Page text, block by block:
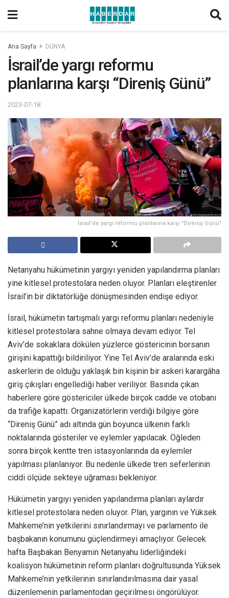
Ana Sayfa DÜNYA
İsrail’de yargı reformu
planlarına karşı “Direniş Günü”
2023-07-18
İsrail'de yargı reformu planlarına karşı "Direniş Günü"
Netanyahu hükümetinin yargıyı yeniden yapılandırma planları
yine kitlesel protestolara neden oluyor. Planları eleştirenler
İsrail’in bir diktatörlüğe dönüşmesinden endişe ediyor.
İsrail, hükümetin tartışmalı yargı reformu planları nedeniyle
kitlesel protestolara sahne olmaya devam ediyor. Tel
Aviv’de sokaklara dökülen yüzlerce göstericinin borsanın
girişini kapattığı bildiriliyor. Yine Tel Aviv’de aralarında eski
askerlerin de olduğu yaklaşık bin kişinin bir askeri karargâha
giriş çıkışları engellediği haber veriliyor. Basında çıkan
haberlere göre göstericiler ülkede birçok cadde ve otobanı
da trafiğe kapattı. Organizatörlerin verdiği bilgiye göre
“Direniş Günü” adı altında gün boyunca ülkenin farklı
noktalarında gösteriler ve eylemler yapılacak. Öğleden
sonra birçok kentte tren istasyonlarında da eylemler
yapılması planlanıyor. Bu nedenle ülkede tren seferlerinin
ciddi ölçüde sekteye uğraması bekleniyor.
Hükümetin yargıyı yeniden yapılandırma planları aylardır
kitlesel protestolara neden oluyor. Plan, yargının ve Yüksek
Mahkeme’nin yetkilerini sınırlandırmayı ve parlamento ile
başbakanın konumunu güçlendirmeyi amaçlıyor. Gelecek
hafta Başbakan Benyamin Netanyahu liderliğindeki
koalisyon hükümetinin reform planları doğrultusunda Yüksek
Mahkeme’nin yetkilerinin sınırlandırılmasına dair yasal
düzenlemenin parlamentodan geçirilmesi öngörülüyor.